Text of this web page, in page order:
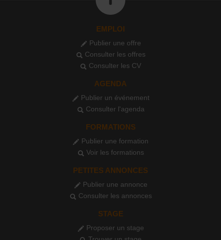
EMPLOI
Publier une offre
Consulter les offres
Consulter les CV
AGENDA
Publier un événement
Consulter l'agenda
FORMATIONS
Publier une formation
Voir les formations
PETITES ANNONCES
Publier une annonce
Consulter les annonces
STAGE
Proposer un stage